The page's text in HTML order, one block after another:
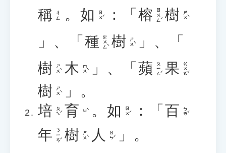
稱 ㄔㄥ 。 如 ㄖㄨˊ ：「 榕 ㄖㄨㄥˊ 樹 ㄕㄨˋ
」、「 種 ㄓㄨㄥˋ 樹 ㄕㄨˋ
」、「
樹 ㄕㄨˋ 木 ㄇㄨˋ 」、「 蘋 ㄆㄧㄥˊ 果 ㄍㄨㄛˇ
樹 ㄕㄨˋ
」。
培 ㄆㄟˊ 育 ㄩˋ 。 如 ㄖㄨˊ ：「 百 ㄅㄞˇ
年 ㄋㄧㄢˊ 樹 ㄕㄨˋ 人 ㄖㄣˊ
」。